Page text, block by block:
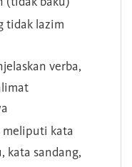
tidak lazim
verba,
meliputi kata
kata sandang,